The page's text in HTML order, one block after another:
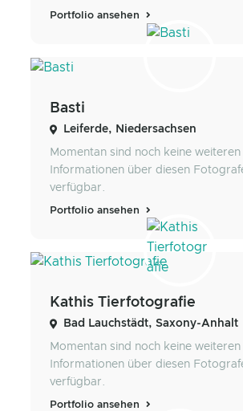
Portfolio ansehen
Basti
Leiferde, Niedersachsen
Momentan sind noch keine weiteren
Informationen über diesen
verfügbar.
Portfolio ansehen
Kathis Tierfotografie
Bad Lauchstädt, Saxony-Anhalt
Momentan sind noch keine weiteren
Informationen über diesen
verfügbar.
Portfolio ansehen